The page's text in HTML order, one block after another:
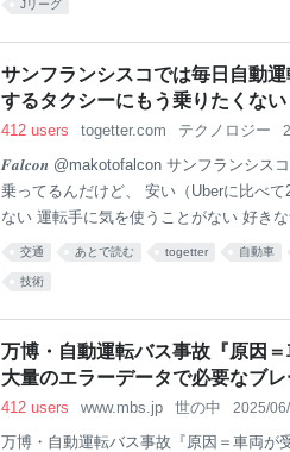
Jリーグ
サンフランシスコでは毎日自動
するタクシーにもう乗りたくない
412 users togetter.com テクノロジー
𝑭𝒂𝒍𝒄𝒐𝒏 @makotofalcon サンフランシス
乗ってるんだけど、 安い（Uberに比べ
ない 運転手に気を使うことがない 好き
るタクシーにもう乗りたくない
は実車後次のお客さんを求めて走り去っ
9-09 23:49:32
交通 あとで読む togetter 自動車
技術
万博・自動運転バス事故『原因
大量のエラーデータで必要なブ
412 users www.mbs.jp 世の中 2025/06/
万博・自動運転バス事故『原因＝車両が